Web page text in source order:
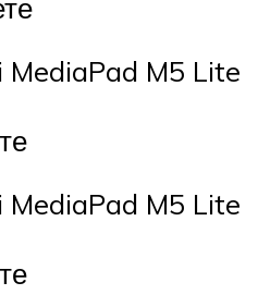
M5 Lite
M5 Lite